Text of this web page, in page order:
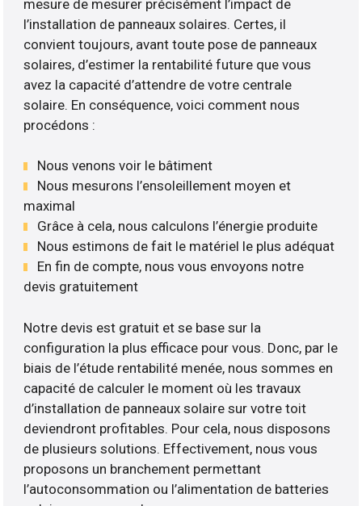
mesure de mesurer précisément l’impact de
l’installation de panneaux solaires. Certes, il
convient toujours, avant toute pose de panneaux
solaires, d’estimer la rentabilité future que vous
avez la capacité d’attendre de votre centrale
solaire. En conséquence, voici comment nous
procédons :
Nous venons voir le bâtiment
Nous mesurons l’ensoleillement moyen et
maximal
Grâce à cela, nous calculons l’énergie produite
Nous estimons de fait le matériel le plus adéquat
En fin de compte, nous vous envoyons notre
devis gratuitement
Notre devis est gratuit et se base sur la
configuration la plus efficace pour vous. Donc, par le
biais de l’étude rentabilité menée, nous sommes en
capacité de calculer le moment où les travaux
d’installation de panneaux solaire sur votre toit
deviendront profitables. Pour cela, nous disposons
de plusieurs solutions. Effectivement, nous vous
proposons un branchement permettant
l’autoconsommation ou l’alimentation de batteries